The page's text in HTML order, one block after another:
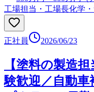
工場担当・工場長化学
正社員 2026/06/23
【塗料の製造
験歓迎／自動車